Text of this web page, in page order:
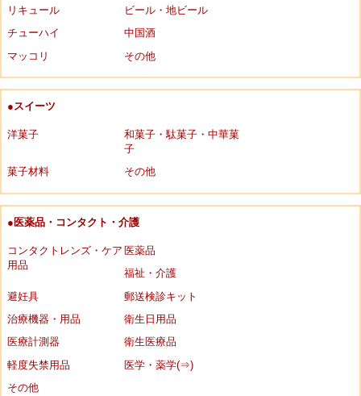
リキュール
ビール・地ビール
チューハイ
中国酒
マッコリ
その他
●スイーツ
洋菓子
和菓子・駄菓子・中華菓
子
菓子材料
その他
●医薬品・コンタクト・介護
コンタクトレンズ・ケア
用品
医薬品
福祉・介護
避妊具
郵送検診キット
治療機器・用品
衛生日用品
医療計測器
衛生医療品
軽度失禁用品
医学・薬学(⇒)
その他